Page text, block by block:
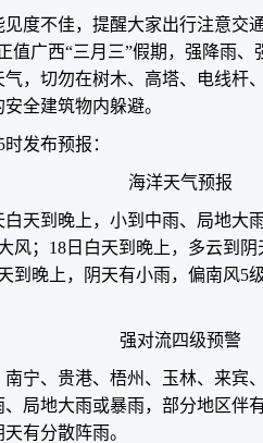
度不佳，提醒大家出行注意交
值广西“三月三”假期，强降雨
，切勿在树木、高塔、电线杆
全建筑物内躲避。
发布预报：
海洋天气预报
天到晚上，小到中雨、局地大
风；18日白天到晚上，多云到
到晚上，阴天有小雨，偏南风5
强对流四级预警
宁、贵港、梧州、玉林、来宾
局地大雨或暴雨，部分地区伴
有分散阵雨。